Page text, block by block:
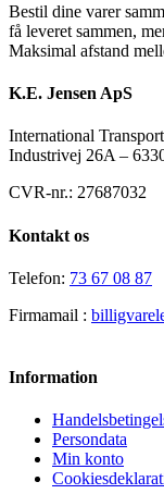
Bestil dine varer
få leveret sammen,
Maksimal afstand
K.E. Jensen ApS
International
Industrivej 26A –
CVR-nr.: 27687032
Kontakt os
Telefon: 73 67 08 87
Firmamail :
Information
Persondata
Min konto